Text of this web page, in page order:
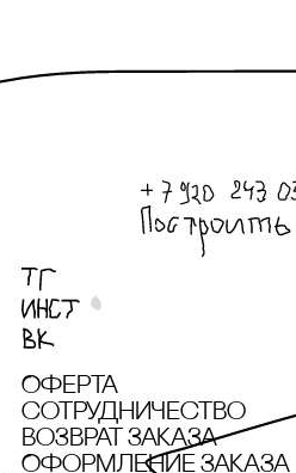
Оферта
сотрудничество
Возврат заказа
Оформление заказа